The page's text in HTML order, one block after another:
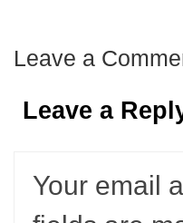
Leave a
Leave a
Your email